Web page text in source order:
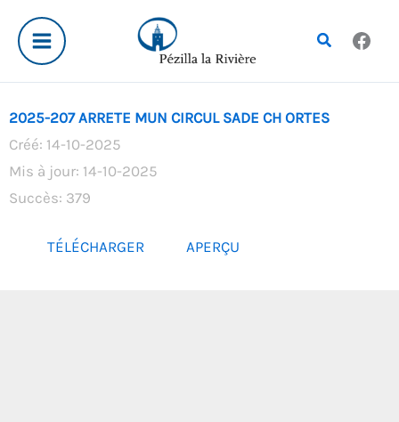
contenu
Rechercher
2025-207 ARRETE MUN CIRCUL SADE CH ORTES
Créé: 14-10-2025
Mis à jour: 14-10-2025
Succès: 379
TÉLÉCHARGER APERÇU